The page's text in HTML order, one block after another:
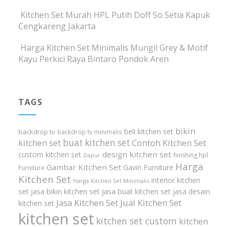
Kitchen Set Murah HPL Putih Doff So Setia Kapuk
Cengkareng Jakarta
Harga Kitchen Set Minimalis Mungil Grey & Motif
Kayu Perkici Raya Bintaro Pondok Aren
TAGS
backdrop tv backdrop tv minimalis beli kitchen set bikin
kitchen set buat kitchen set Contoh Kitchen Set
custom kitchen set Dapur design kitchen set finishing hpl
Furniture Gambar Kitchen Set Gavin Furniture Harga
Kitchen Set Harga Kitchen Set Minimalis interior kitchen
set jasa bikin kitchen set jasa buat kitchen set jasa desain
kitchen set Jasa Kitchen Set Jual Kitchen Set
kitchen set kitchen set custom kitchen